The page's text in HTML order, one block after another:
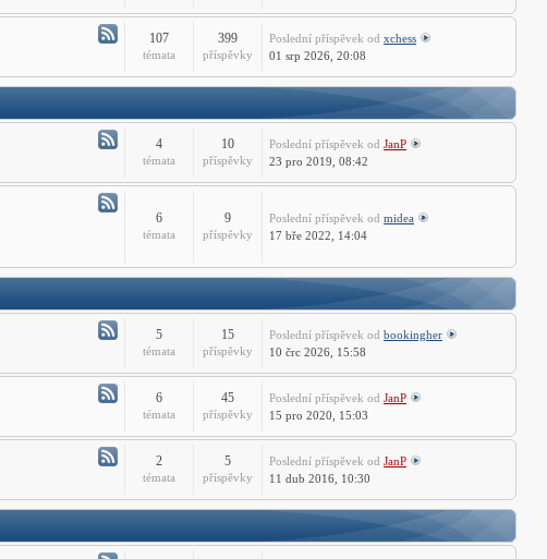
-
Instalace
ZWCADu
Atom
-
107
témata
399
příspěvky
Poslední příspěvek od xchess
01 srp 2026, 20:08
Atom
-
Fórum
4
témata
10
příspěvky
Poslední příspěvek od JanP
23 pro 2019, 08:42
CAD
6
témata
9
příspěvky
Poslední příspěvek od midea
17 bře 2022, 14:04
Atom
-
CADprofi
Fórum
5
témata
15
příspěvky
Poslední příspěvek od bookingher
10 črc 2026, 15:58
Atom
-
Fórum
6
témata
45
příspěvky
Poslední příspěvek od JanP
15 pro 2020, 15:03
Atom
-
2
témata
5
příspěvky
Poslední příspěvek od JanP
11 dub 2016, 10:30